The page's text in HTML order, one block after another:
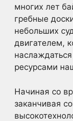
многих лет
гребные
небольших
двигателем,
ресурсами
Начиная со
заканчивая